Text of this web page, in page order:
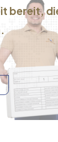
bereit,